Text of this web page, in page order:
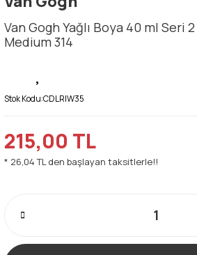
Van Gogh Yağlı Boya 40 ml Seri
Medium 314
Stok Kodu:CDLRIW35
215,00 TL
* 26,04 TL den başlayan taksitlerle!!